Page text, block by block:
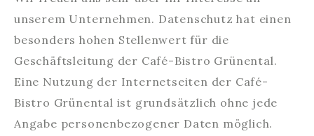
unserem Unternehmen. Datenschutz hat einen
besonders hohen Stellenwert für die
Geschäftsleitung der Café-Bistro Grünental.
Eine Nutzung der Internetseiten der Café-
Bistro Grünental ist grundsätzlich ohne jede
Angabe personenbezogener Daten möglich.